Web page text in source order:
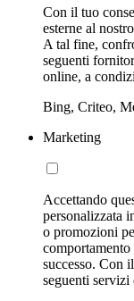
Con il tuo
esterne al
A tal fine,
seguenti
online, a
Bing, Criteo,
Marketing
Accettando
personalizzata
o promozioni
successo. Con
seguenti servizi